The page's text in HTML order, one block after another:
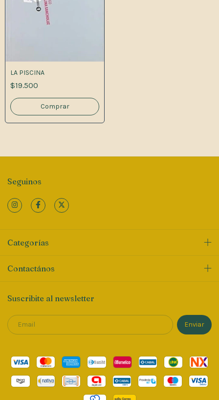
LA PISCINA
$19.500
Seguinos
Categorías
Contactános
Suscribite al newsletter